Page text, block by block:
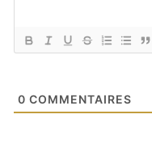
0 COMMENTAIRES